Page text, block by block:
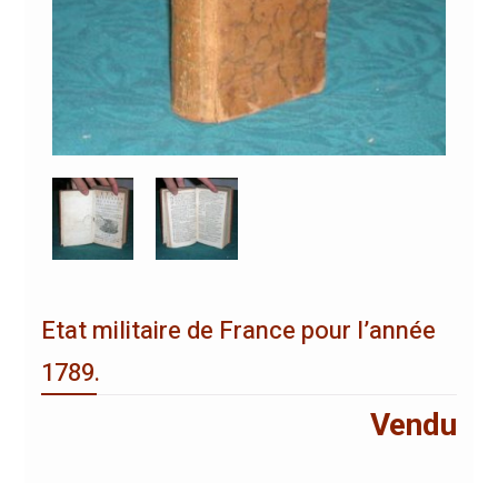
Etat militaire de France pour l’année
1789.
Vendu